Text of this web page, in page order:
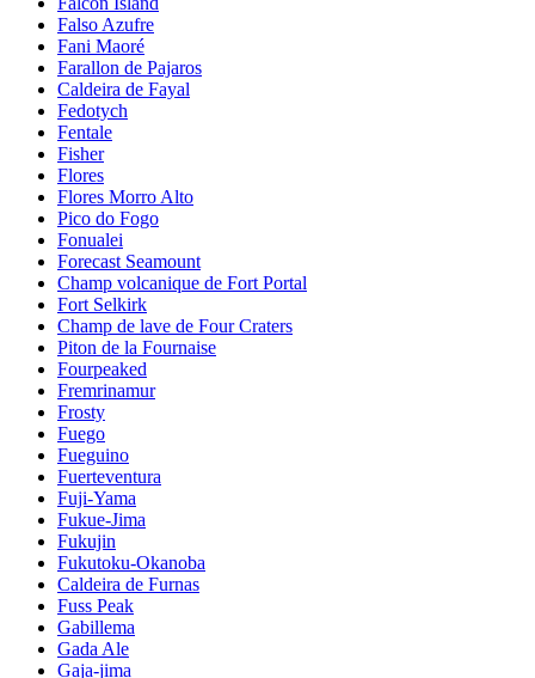
Falso Azufre
Fani Maoré
Farallon de Pajaros
Caldeira de Fayal
Fedotych
Fentale
Fisher
Flores
Flores Morro Alto
Pico do Fogo
Fonualei
Forecast Seamount
Champ volcanique de Fort Portal
Fort Selkirk
Champ de lave de Four Craters
Piton de la Fournaise
Fourpeaked
Fremrinamur
Frosty
Fuego
Fueguino
Fuerteventura
Fuji-Yama
Fukue-Jima
Fukujin
Fukutoku-Okanoba
Caldeira de Furnas
Fuss Peak
Gabillema
Gada Ale
Gaja-jima